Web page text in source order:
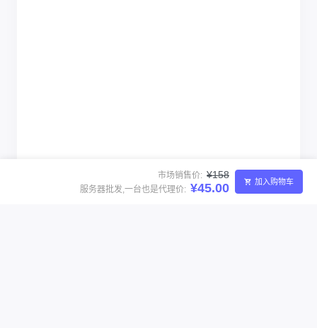
市场销售价: ¥158
服务器批发,一台也是代理价: ¥45.00 加入购物车